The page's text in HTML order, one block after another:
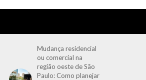
Mudança residencial
ou comercial na
região oeste de São
Paulo: Como planejar